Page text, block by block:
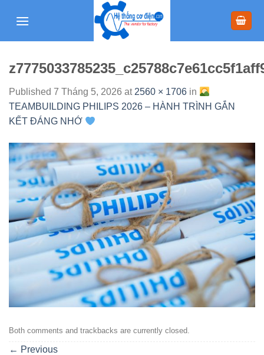
Published 7 Tháng 5, 2026 at 2560 × 1706 in
TEAMBUILDING PHILIPS 2026 – HÀNH TRÌNH GẮN
KẾT ĐÁNG NHỚ
Both comments and trackbacks are currently closed.
← Previous